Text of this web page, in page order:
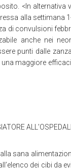
<In
alla settimana
di convulsioni
anche nei
punti dalle
maggiore
sana
dei cibi da